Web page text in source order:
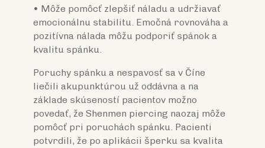
• Môže pomôcť zlepšiť náladu a udržiavať
emocionálnu stabilitu. Emočná rovnováha a
pozitívna nálada môžu podporiť spánok a
kvalitu spánku.
Poruchy spánku a nespavosť sa v Číne
liečili akupunktúrou už oddávna a na
základe skúseností pacientov možno
povedať, že Shenmen piercing naozaj môže
pomôcť pri poruchách spánku. Pacienti
potvrdili, že po aplikácii šperku sa kvalita